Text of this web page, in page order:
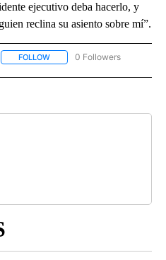
ejecutivo deba hacerlo, y
reclina su asiento sobre mí”.
FOLLOW FOLLOW "NOTICIAS" TO
0 Followers